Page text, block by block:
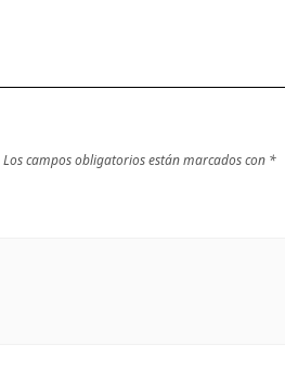
Los campos obligatorios están marcados con *